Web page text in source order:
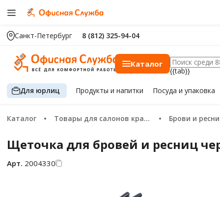
Санкт-Петербург 8 (812) 325-94-04
Каталог
{{tab}}
Для юрлиц Продуктыи напитки Посуда и упаковка
Каталог Товары для салонов красоты Брови и
Щеточка для бровей и ресниц
Арт. 2004330